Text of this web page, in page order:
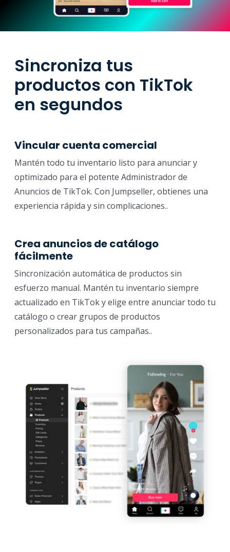
Sincroniza tus
productos con TikTok
en segundos
Vincular cuenta comercial
Mantén todo tu inventario listo para anunciar y
optimizado para el potente Administrador de
Anuncios de TikTok. Con Jumpseller, obtienes una
experiencia rápida y sin complicaciones..
Crea anuncios de catálogo
fácilmente
Sincronización automática de productos sin
esfuerzo manual. Mantén tu inventario siempre
actualizado en TikTok y elige entre anunciar todo tu
catálogo o crear grupos de productos
personalizados para tus campañas..